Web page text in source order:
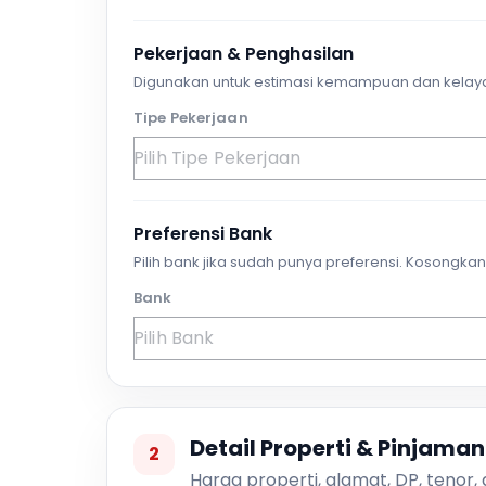
Pekerjaan & Penghasilan
Digunakan untuk estimasi kemampuan dan
Tipe Pekerjaan
Preferensi Bank
Pilih bank jika sudah punya preferensi.
Bank
2 Detail Properti & Pinjaman
Harga properti, alamat, DP,